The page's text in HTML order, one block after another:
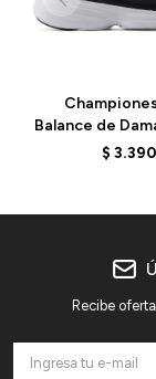
Balance de
- W4115L8 -
$ 3.390
Recibe